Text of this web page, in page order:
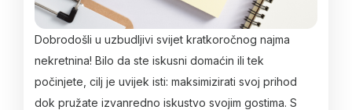
Dobrodošli u uzbudljivi svijet kratkoročnog najma
nekretnina! Bilo da ste iskusni domaćin ili tek
počinjete, cilj je uvijek isti: maksimizirati svoj prihod
dok pružate izvanredno iskustvo svojim gostima. S